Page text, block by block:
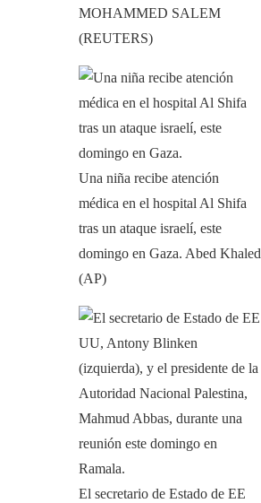
MOHAMMED SALEM
(REUTERS)
Una niña recibe atención
médica en el hospital Al Shifa
tras un ataque israelí, este
domingo en Gaza. Abed Khaled
(AP)
El secretario de Estado de EE